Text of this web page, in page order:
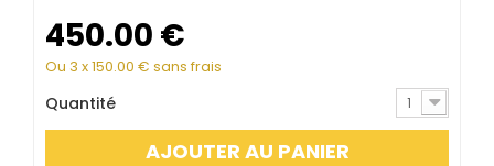
450.00 €
Ou 3 x150.00 € sans frais
Quantité 1
AJOUTER AU PANIER